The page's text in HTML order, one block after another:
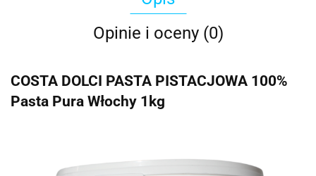
Opinie i oceny (0)
COSTA DOLCI PASTA PISTACJOWA 100%
Pasta Pura Włochy 1kg